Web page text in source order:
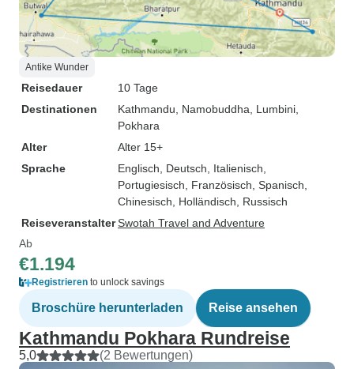
Antike Wunder
Reisedauer
10 Tage
Destinationen
Kathmandu , Namobuddha , Lumbini
Pokhara
Alter
Alter 15+
Sprache
Englisch, Deutsch, Italienisch,
Portugiesisch, Französisch, Spanisch,
Chinesisch, Holländisch, Russisch
ReiseveranstalterSwotah Travel and Adventure
Ab
€1.194
Registrieren to unlock savings
Broschüre herunterladen Reise ansehen
Kathmandu Pokhara Rundreise
5,0 (2 Bewertungen)